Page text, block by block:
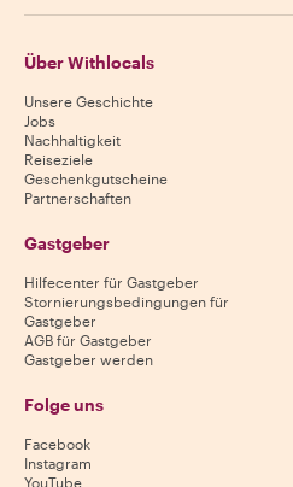
Über Withlocals
Unsere Geschichte
Jobs
Nachhaltigkeit
Reiseziele
Geschenkgutscheine
Partnerschaften
Gastgeber
Hilfecenter für Gastgeber
Stornierungsbedingungen für
Gastgeber
AGB für Gastgeber
Gastgeber werden
Folge uns
Facebook
Instagram
YouTube